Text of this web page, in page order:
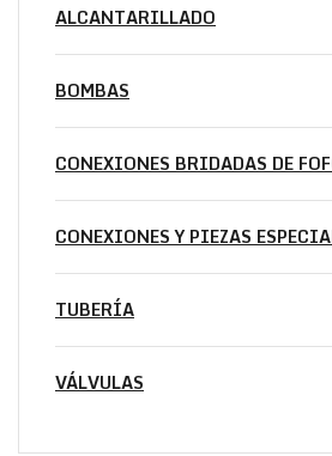
ALCANTARILLADO
BOMBAS
CONEXIONES BRIDADAS DE
CONEXIONES Y PIEZAS
TUBERÍA
VÁLVULAS